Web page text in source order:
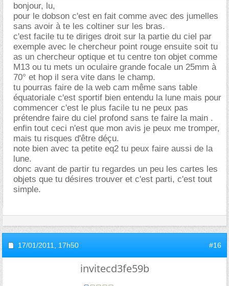
bonjour, lu,
pour le dobson c'est en fait comme avec des jumelles
sans avoir à te les coltiner sur les bras.
c'est facile tu te diriges droit sur la partie du ciel par
exemple avec le chercheur point rouge ensuite soit tu
as un chercheur optique et tu centre ton objet comme
M13 ou tu mets un oculaire grande focale un 25mm à
70° et hop il sera vite dans le champ.
tu pourras faire de la web cam même sans table
équatoriale c'est sportif bien entendu la lune mais pour
commencer c'est le plus facile tu ne peux pas
prétendre faire du ciel profond sans te faire la main .
enfin tout ceci n'est que mon avis je peux me tromper,
mais tu risques d'être déçu.
note bien avec ta petite eq2 tu peux faire aussi de la
lune.
donc avant de partir tu regardes un peu les cartes les
objets que tu désires trouver et c'est parti, c'est tout
simple.
17/01/2011, 17h50 #16
invitecd3fe59b